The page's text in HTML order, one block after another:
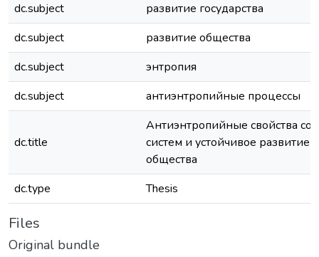
dc.subject
развитие государства
dc.subject
развитие общества
dc.subject
энтропия
dc.subject
антиэнтропийные процессы
dc.title
Антиэнтропийные свойства
систем и устойчивое развитие
общества
dc.type
Thesis
Files
Original bundle